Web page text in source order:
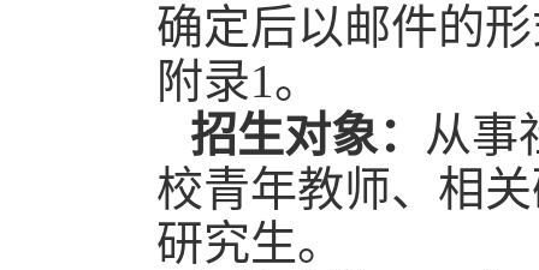
确定后以邮件的
附录1。
招生对象： 从事
校青年教师、相
研究生。